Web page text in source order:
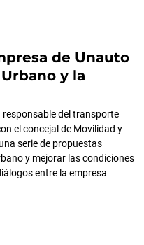
de Unauto
y la
responsable del transporte
el concejal de Movilidad y
serie de propuestas
y mejorar las condiciones
entre la empresa